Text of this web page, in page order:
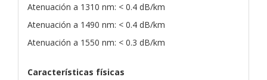
Atenuación a 1310 nm: < 0.4 dB/km
Atenuación a 1490 nm: < 0.4 dB/km
Atenuación a 1550 nm: < 0.3 dB/km
Características físicas